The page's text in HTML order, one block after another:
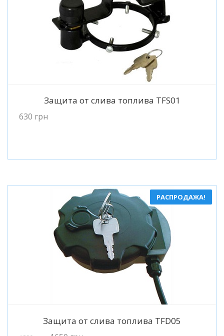
Подробнее
Защита от слива топлива TFS01
630 грн
РАСПРОДАЖА!
Подробнее
Защита от слива топлива TFD05